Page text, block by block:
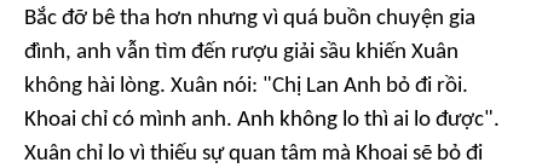
Bắc đỡ bê tha hơn nhưng vì quá buồn chuyện gia
đình, anh vẫn tìm đến rượu giải sầu khiến Xuân
không hài lòng. Xuân nói: "Chị Lan Anh bỏ đi rồi.
Khoai chỉ có mình anh. Anh không lo thì ai lo được".
Xuân chỉ lo vì thiếu sự quan tâm mà Khoai sẽ bỏ đi